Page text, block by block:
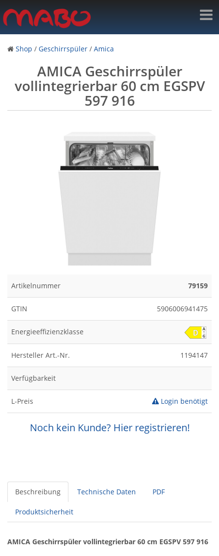
Shop / Geschirrspüler / Amica
AMICA Geschirrspüler
vollintegrierbar 60 cm EGSPV
597 916
Artikelnummer 79159
GTIN 5906006941475
Energieeffizienzklasse
Hersteller Art.-Nr. 1194147
Verfügbarkeit
L-Preis Login benötigt
Noch kein Kunde? Hier registrieren!
Beschreibung Technische Daten PDF
Produktsicherheit
AMICA Geschirrspüler vollintegrierbar 60 cm EGSPV 597 916